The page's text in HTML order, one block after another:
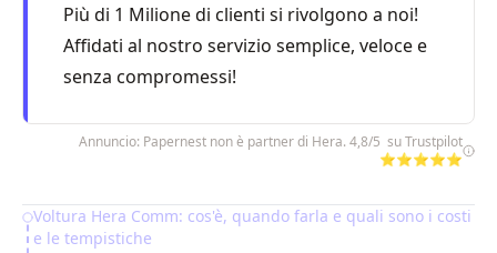
Più di 1 Milione di clienti si rivolgono a noi!
Affidati al nostro servizio semplice, veloce e
senza compromessi!
Annuncio: Papernest non è partner di Hera. 4,8/5 su Trustpilot
⭐⭐⭐⭐⭐
Table of Contents
Voltura Hera Comm: cos'è, quando farla e quali sono i costi
e le tempistiche